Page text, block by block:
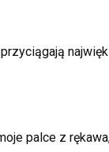
palce z